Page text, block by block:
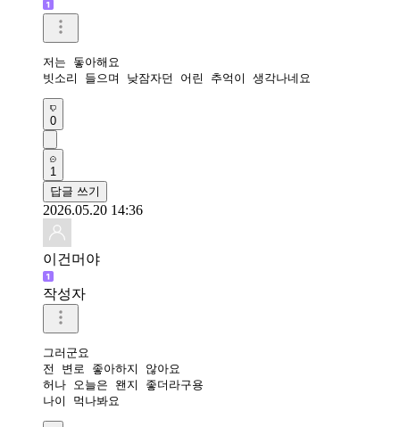
저는 돟아해요
빗소리 들으며 낮잠자던 어린 추억이 생각나네요
0
1
답글 쓰기
2026.05.20 14:36
이건머야
작성자
그러군요
전 변로 좋아하지 않아요
허나 오늘은 왠지 좋더라구용
나이 먹나봐요